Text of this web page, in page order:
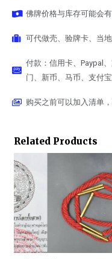
佛牌价格与库存可能会
可代做壳、验牌卡、当
付款：信用卡、Paypal
门、新币、马币、支付
购买之前可以加入清单
Related Products